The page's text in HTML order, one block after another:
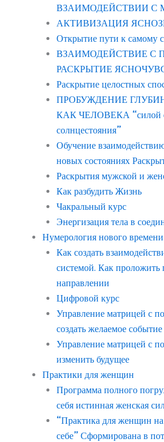
ВЗАИМОДЕЙСТВИИ С
АКТИВИЗАЦИЯ
Открытие пути к самому
ВЗАИМОДЕЙСТВИЕ С
РАСКРЫТИЕ
Раскрытие целостных
ПРОБУЖДЕНИЕ
КАК ЧЕЛОВЕКА “силой
солнцестояния”
Обучение
новых состояниях
Раскрытия мужской и
Как разбудить Жизнь
Чакральный курс
Энергизация тела в
Нумерология нового времени
Как создать
системой. Как проложить
направлении
Цифровой курс
Управление матрицей с
создать желаемое событие
Управление матрицей с
изменить будущее
Практики для женщин
Программа полного
себя истинная женская
“Практика для женщин
себе” Сформирована в